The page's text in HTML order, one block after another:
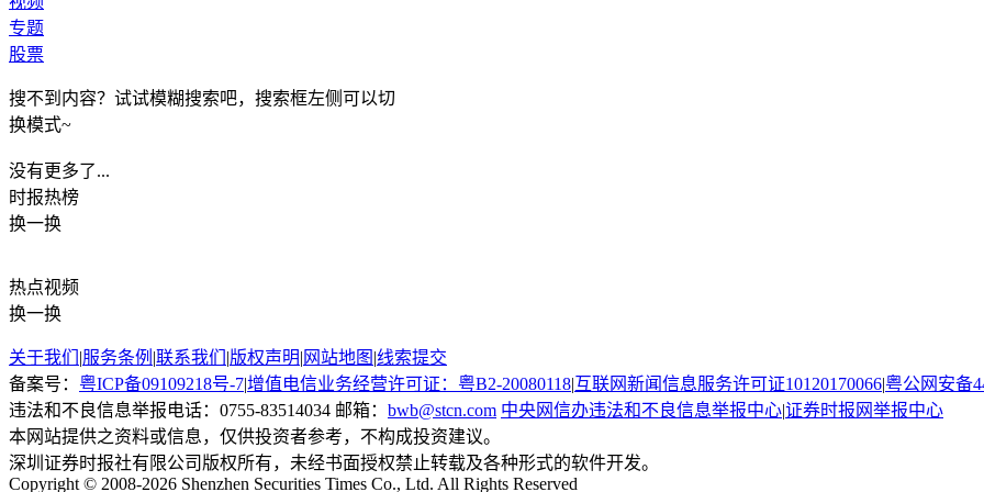
专题
股票
搜不到内容？试试模糊搜索吧，搜索框左侧可以切
换模式~
没有更多了...
时报热榜
换一换
热点视频
换一换
关于我们 |服务条例 |联系我们 |版权声明| 网站地图 |线索提交
备案号： 粤ICP备09109218号-7|增值电信业务经营许可证：粤B2-20080118|互联网新闻信息服务许可证10120170066|粤公网安备
违法和不良信息举报电话：0755-83514034 邮箱： bwb@stcn.com 中央网信办违法和不良信息举报中心|证券时报网举报中心
本网站提供之资料或信息，仅供投资者参考，不构成投资建议。
深圳证券时报社有限公司版权所有，未经书面授权禁止转载及各种形式的软件开发。
Copyright © 2008-2026 Shenzhen Securities Times Co., Ltd. All Rights Reserved